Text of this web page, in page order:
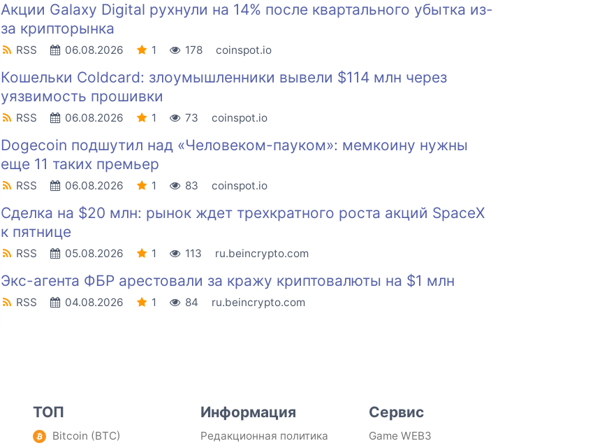
Акции Galaxy Digital рухнули на 14% после квартального убытка из-
за крипторынка
RSS 06.08.2026 1 178 coinspot.io
Кошельки Coldcard: злоумышленники вывели $114 млн через
уязвимость прошивки
RSS 06.08.2026 1 73 coinspot.io
Dogecoin подшутил над «Человеком-пауком»: мемкоину нужны
еще 11 таких премьер
RSS 06.08.2026 1 83 coinspot.io
Сделка на $20 млн: рынок ждет трехкратного роста акций SpaceX
к пятнице
RSS 05.08.2026 1 113 ru.beincrypto.com
Экс-агента ФБР арестовали за кражу криптовалюты на $1 млн
RSS 04.08.2026 1 84 ru.beincrypto.com
ТОП
Bitcoin (BTC)
Информация
Редакционная политика
Сервис
Game WEB3